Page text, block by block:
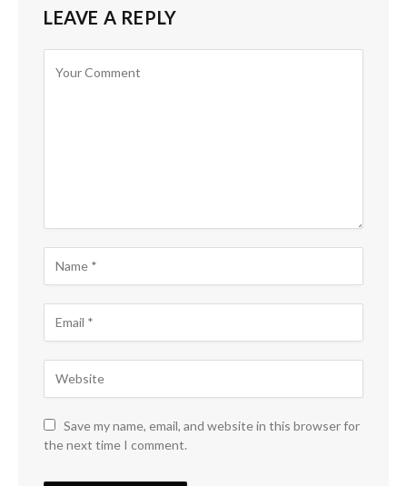
LEAVE A REPLY
Save my name, email, and website in this browser for
the next time I comment.